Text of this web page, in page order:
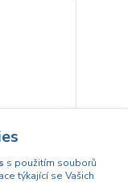
s použitím souborů
týkající se Vašich